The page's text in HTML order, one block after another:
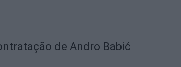
de Andro Babić